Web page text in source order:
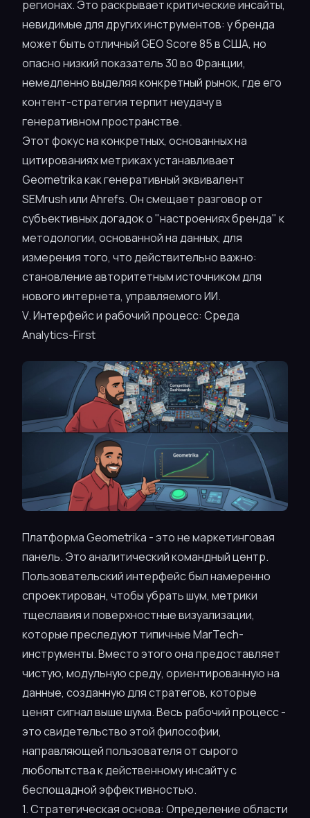
регионах. Это раскрывает критические инсайты,
невидимые для других инструментов: у бренда
может быть отличный GEO Score 85 в США, но
опасно низкий показатель 30 во Франции,
немедленно выделяя конкретный рынок, где его
контент-стратегия терпит неудачу в
генеративном пространстве.
Этот фокус на конкретных, основанных на
цитированиях метриках устанавливает
Geometrika как генеративный эквивалент
SEMrush или Ahrefs. Он смещает разговор от
субъективных догадок о "настроениях бренда" к
методологии, основанной на данных, для
измерения того, что действительно важно:
становление авторитетным источником для
нового интернета, управляемого ИИ.
V. Интерфейс и рабочий процесс: Среда
Analytics-First
Платформа Geometrika - это не маркетинговая
панель. Это аналитический командный центр.
Пользовательский интерфейс был намеренно
спроектирован, чтобы убрать шум, метрики
тщеславия и поверхностные визуализации,
которые преследуют типичные MarTech-
инструменты. Вместо этого она предоставляет
чистую, модульную среду, ориентированную на
данные, созданную для стратегов, которые
ценят сигнал выше шума. Весь рабочий процесс -
это свидетельство этой философии,
направляющей пользователя от сырого
любопытства к действенному инсайту с
беспощадной эффективностью.
1. Стратегическая основа: Определение области